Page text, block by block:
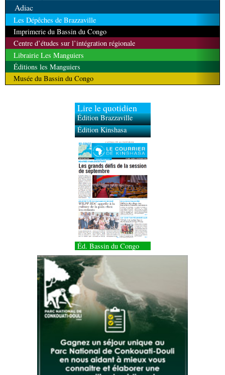
Adiac
Les Dépêches de Brazzaville
Imprimerie du Bassin du Congo
Centre d’études sur l’intégration régionale
Librairie Les Manguiers
Éditions les Manguiers
Musée du Bassin du Congo
Lire le quotidien
Édition Brazzaville
Édition Kinshasa
Éd. Bassin du Congo